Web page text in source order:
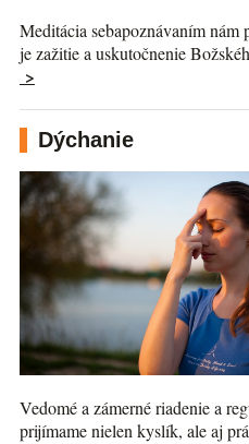
Meditácia sebapoznávaním nám
je zažitie a uskutočnenie
>
Dýchanie
Vedomé a zámerné riadenie a
prijímame nielen kyslík, ale aj